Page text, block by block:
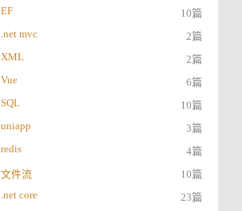
EF
10篇
.net mvc
2篇
XML
2篇
Vue
6篇
SQL
10篇
uniapp
3篇
redis
4篇
文件流
10篇
.net core
23篇